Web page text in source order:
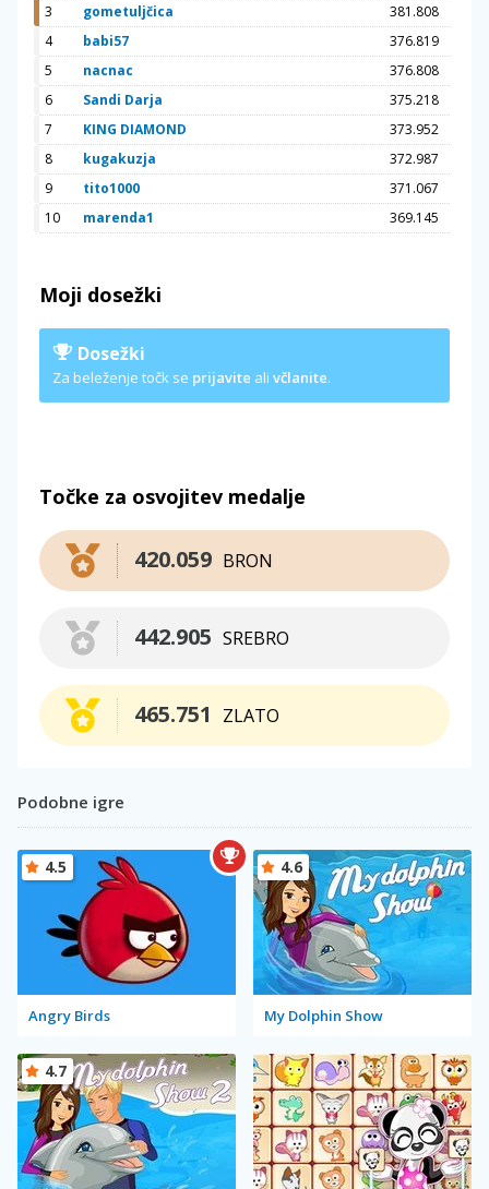
3
gometuljčica
381.808
4
babi57
376.819
5
nacnac
376.808
6
Sandi Darja
375.218
7
KING DIAMOND
373.952
8
kugakuzja
372.987
9
tito1000
371.067
10
marenda1 369.145
Moji dosežki
Dosežki
Za beleženje točk se prijavite ali včlanite.
Točke za osvojitev medalje
BRON
420.059
SREBRO
442.905
ZLATO
465.751
Podobne igre
Angry Birds
4.5
My Dolphin Show
4.6
4.7